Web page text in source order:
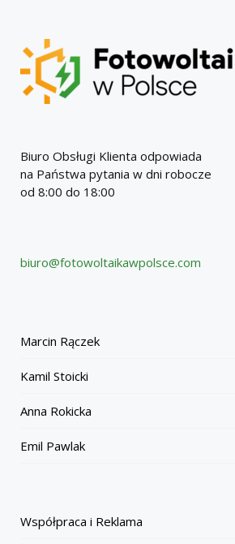
Biuro Obsługi Klienta odpowiada
na Państwa pytania w dni robocze
od 8:00 do 18:00
biuro@fotowoltaikawpolsce.com
Marcin Rączek
Kamil Stoicki
Anna Rokicka
Emil Pawlak
Współpraca i Reklama